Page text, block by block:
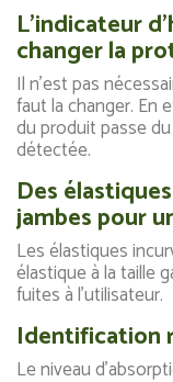
L'indicateur
changer la
Il n'est pas
faut la changer. En
du produit passe
détectée.
Des
jambes pour
Les élastiques
élastique à la taille
fuites à l'utilisateur.
Identification
Le niveau